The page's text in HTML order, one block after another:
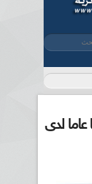
البحث
عاما لدى